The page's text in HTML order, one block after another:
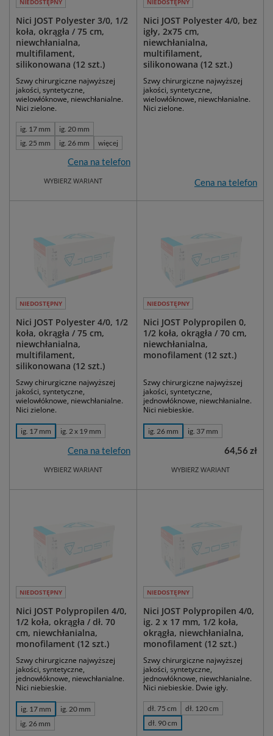
Nici JOST Polyester 3/0, 1/2
koła, okrągła / 75 cm,
niewchłanialna,
multifilament,
silikonowana (12 szt.)
Szwy chirurgiczne najwyższej
jakości, syntetyczne,
wielowłóknowe, niewchłanialne.
Nici zielone.
ig. 17 mm
ig. 20 mm
ig. 25 mm
ig. 26 mm więcej
WYBIERZ WARIANT
Cena na telefon
Nici JOST Polyester 4/0, bez
igły, 2x75 cm,
niewchłanialna,
multifilament,
silikonowana (12 szt.)
Szwy chirurgiczne najwyższej
jakości, syntetyczne,
wielowłóknowe, niewchłanialne.
Nici zielone.
Cena na telefon
NIEDOSTĘPNY
Nici JOST Polyester 4/0, 1/2
koła, okrągła / 75 cm,
niewchłanialna,
multifilament,
silikonowana (12 szt.)
Szwy chirurgiczne najwyższej
jakości, syntetyczne,
wielowłóknowe, niewchłanialne.
Nici zielone.
ig. 17 mm ig. 2 x 19 mm
WYBIERZ WARIANT
Cena na telefon
NIEDOSTĘPNY
Nici JOST Polypropilen 0,
1/2 koła, okrągła / 70 cm,
niewchłanialna,
monofilament (12 szt.)
Szwy chirurgiczne najwyższej
jakości, syntetyczne,
jednowłóknowe, niewchłanialne.
Nici niebieskie.
ig. 26 mm ig. 37 mm
WYBIERZ WARIANT
64,56 zł
NIEDOSTĘPNY
Nici JOST Polypropilen 4/0,
1/2 koła, okrągła / dł. 70
cm, niewchłanialna,
monofilament (12 szt.)
Szwy chirurgiczne najwyższej
jakości, syntetyczne,
jednowłóknowe, niewchłanialne.
Nici niebieskie.
ig. 17 mm
ig. 20 mm
ig. 26 mm
NIEDOSTĘPNY
Nici JOST Polypropilen 4/0,
ig. 2 x 17 mm, 1/2 koła,
okrągła, niewchłanialna,
monofilament (12 szt.)
Szwy chirurgiczne najwyższej
jakości, syntetyczne,
jednowłóknowe, niewchłanialne.
Nici niebieskie. Dwie igły.
dł. 75 cm
dł. 120 cm
dł. 90 cm